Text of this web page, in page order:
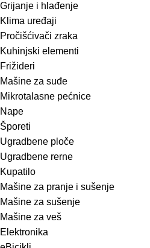
Grijanje i hlađenje
Klima uređaji
Pročišćivači zraka
Kuhinjski elementi
Frižideri
Mašine za suđe
Mikrotalasne pećnice
Nape
Šporeti
Ugradbene ploče
Ugradbene rerne
Kupatilo
Mašine za pranje i sušenje
Mašine za sušenje
Mašine za veš
Elektronika